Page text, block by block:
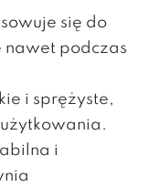
się do
podczas
i sprężyste,
i